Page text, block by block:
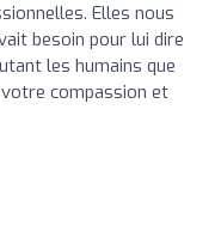
Elles nous
besoin pour lui dire
les humains que
compassion et